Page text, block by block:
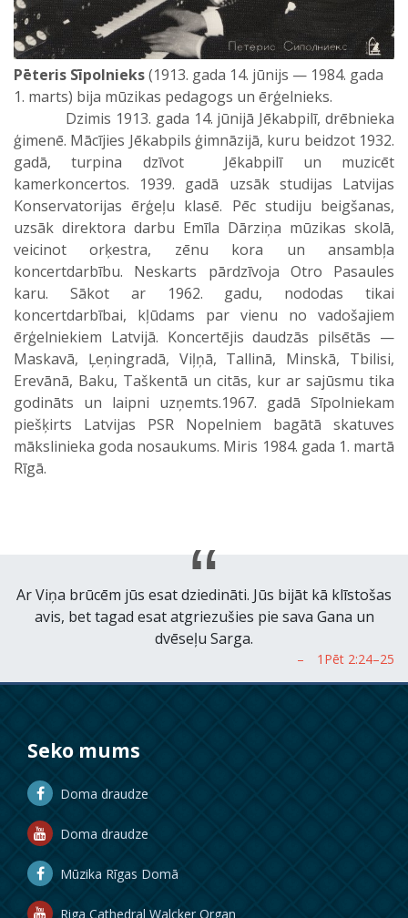
Pēteris Sīpolnieks(1913. gada 14. jūnijs — 1984. gada
1. marts) bija mūzikas pedagogs un ērģelnieks.
Dzimis 1913. gada 14. jūnijā Jēkabpilī, drēbnieka
ģimenē. Mācījies Jēkabpils ģimnāzijā, kuru beidzot 1932.
gadā, turpina dzīvot Jēkabpilī un muzicēt
kamerkoncertos. 1939. gadā uzsāk studijas Latvijas
Konservatorijas ērģeļu klasē. Pēc studiju beigšanas,
uzsāk direktora darbu Emīla Dārziņa mūzikas skolā,
veicinot orķestra, zēnu kora un ansambļa
koncertdarbību. Neskarts pārdzīvoja Otro Pasaules
karu. Sākot ar 1962. gadu, nododas tikai
koncertdarbībai, kļūdams par vienu no vadošajiem
ērģelniekiem Latvijā. Koncertējis daudzās pilsētās —
Maskavā, Ļeņingradā, Viļņā, Tallinā, Minskā, Tbilisi,
Erevānā, Baku, Taškentā un citās, kur ar sajūsmu tika
godināts un laipni uzņemts.1967. gadā Sīpolniekam
piešķirts Latvijas PSR Nopelniem bagātā skatuves
mākslinieka goda nosaukums. Miris 1984. gada 1. martā
Rīgā.
Ar Viņa brūcēm jūs esat dziedināti. Jūs bijāt kā klīstošas
avis, bet tagad esat atgriezušies pie sava Gana un
dvēseļu Sarga.
Seko mums
Doma draudze
Doma draudze
Mūzika Rīgas Domā
Riga Cathedral Walcker Organ